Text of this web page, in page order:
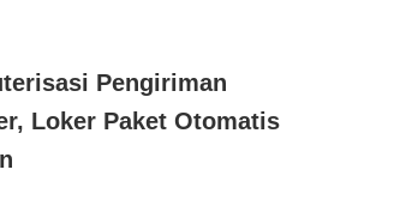
Pengiriman
Loker Paket Otomatis